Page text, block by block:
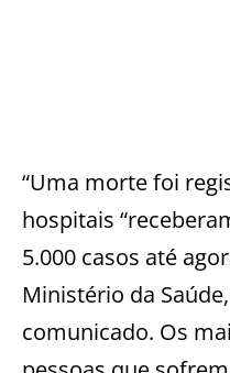
“Uma morte foi
hospitais
5.000 casos até
Ministério da
comunicado. Os